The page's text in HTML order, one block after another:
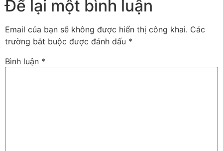
Để lại một bình luận
Email của bạn sẽ không được hiển thị công khai. Các
trường bắt buộc được đánh dấu *
Bình luận *